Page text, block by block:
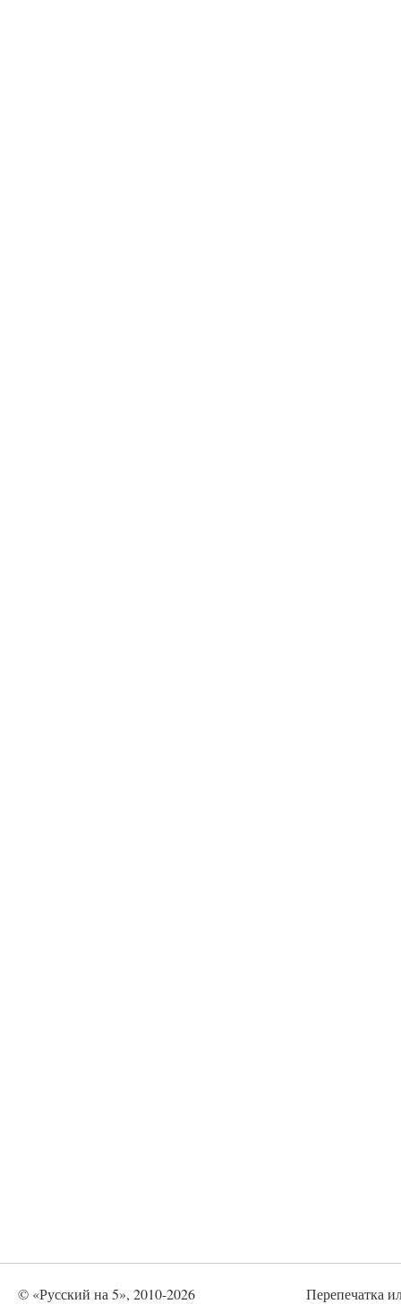
© «Русский на 5», 2010-2026 Перепечатка